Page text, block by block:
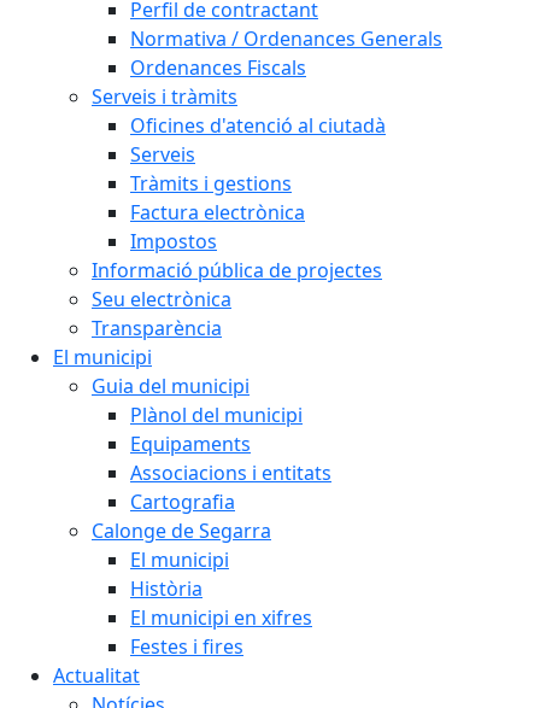
Perfil de contractant
Normativa / Ordenances Generals
Ordenances Fiscals
Serveis i tràmits
Oficines d'atenció al ciutadà
Serveis
Tràmits i gestions
Factura electrònica
Impostos
Informació pública de projectes
Seu electrònica
Transparència
El municipi
Guia del municipi
Plànol del municipi
Equipaments
Associacions i entitats
Cartografia
Calonge de Segarra
El municipi
Història
El municipi en xifres
Festes i fires
Actualitat